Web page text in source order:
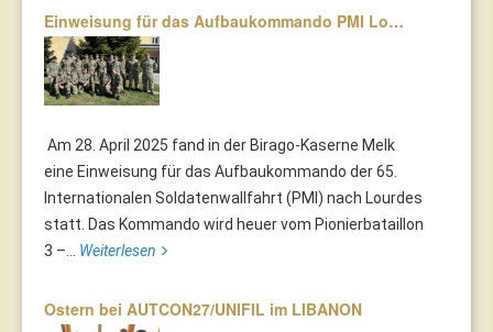
Einweisung für das Aufbaukommando PMI Lo…
Am 28. April 2025 fand in der Birago-Kaserne Melk
eine Einweisung für das Aufbaukommando der 65.
Internationalen Soldatenwallfahrt (PMI) nach Lourdes
statt. Das Kommando wird heuer vom Pionierbataillon
3 –... Weiterlesen
Ostern bei AUTCON27/UNIFIL im LIBANON